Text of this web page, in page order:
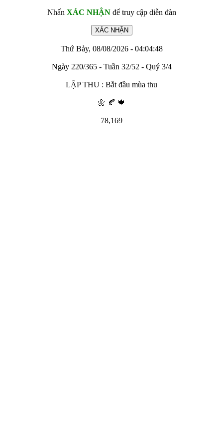
Nhấn XÁC NHẬNđể truy cập diễn đàn
Thứ Bảy, 08/08/2026 - 04:04:48
Ngày 220/365 - Tuần 32/52 - Quý 3/4
LẬP THU : Bắt đầu mùa thu
🌼 🍂 🍁
78,169